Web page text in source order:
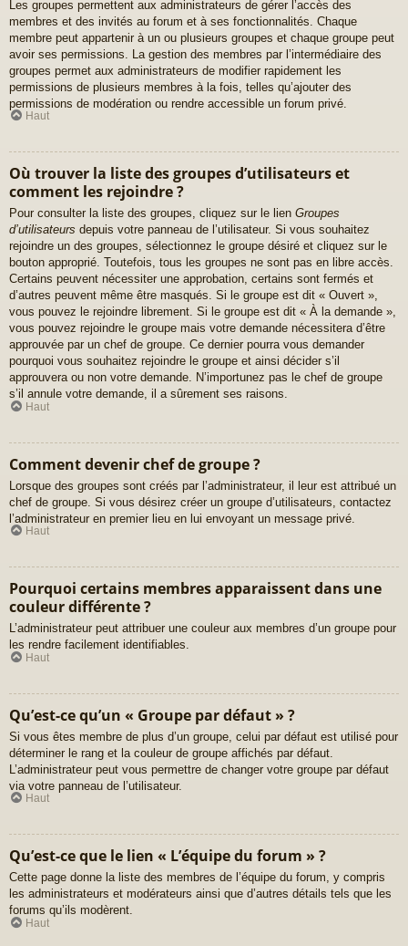
Les groupes permettent aux administrateurs de gérer l’accès des
membres et des invités au forum et à ses fonctionnalités. Chaque
membre peut appartenir à un ou plusieurs groupes et chaque groupe peut
avoir ses permissions. La gestion des membres par l’intermédiaire des
groupes permet aux administrateurs de modifier rapidement les
permissions de plusieurs membres à la fois, telles qu’ajouter des
permissions de modération ou rendre accessible un forum privé.
Haut
Où trouver la liste des groupes d’utilisateurs et
comment les rejoindre ?
Pour consulter la liste des groupes, cliquez sur le lien Groupes
d’utilisateurs depuis votre panneau de l’utilisateur. Si vous souhaitez
rejoindre un des groupes, sélectionnez le groupe désiré et cliquez sur le
bouton approprié. Toutefois, tous les groupes ne sont pas en libre accès.
Certains peuvent nécessiter une approbation, certains sont fermés et
d’autres peuvent même être masqués. Si le groupe est dit « Ouvert »,
vous pouvez le rejoindre librement. Si le groupe est dit « À la demande »,
vous pouvez rejoindre le groupe mais votre demande nécessitera d’être
approuvée par un chef de groupe. Ce dernier pourra vous demander
pourquoi vous souhaitez rejoindre le groupe et ainsi décider s’il
approuvera ou non votre demande. N’importunez pas le chef de groupe
s’il annule votre demande, il a sûrement ses raisons.
Haut
Comment devenir chef de groupe ?
Lorsque des groupes sont créés par l’administrateur, il leur est attribué un
chef de groupe. Si vous désirez créer un groupe d’utilisateurs, contactez
l’administrateur en premier lieu en lui envoyant un message privé.
Haut
Pourquoi certains membres apparaissent dans une
couleur différente ?
L’administrateur peut attribuer une couleur aux membres d’un groupe pour
les rendre facilement identifiables.
Haut
Qu’est-ce qu’un « Groupe par défaut » ?
Si vous êtes membre de plus d’un groupe, celui par défaut est utilisé pour
déterminer le rang et la couleur de groupe affichés par défaut.
L’administrateur peut vous permettre de changer votre groupe par défaut
via votre panneau de l’utilisateur.
Haut
Qu’est-ce que le lien « L’équipe du forum » ?
Cette page donne la liste des membres de l’équipe du forum, y compris
les administrateurs et modérateurs ainsi que d’autres détails tels que les
forums qu’ils modèrent.
Haut